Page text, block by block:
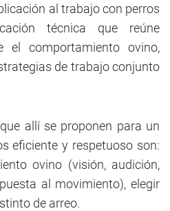
al trabajo con perros
técnica que reúne
el comportamiento ovino,
de trabajo conjunto
allí se proponen para un
eficiente y respetuoso son:
ovino (visión, audición,
al movimiento), elegir
de arreo.